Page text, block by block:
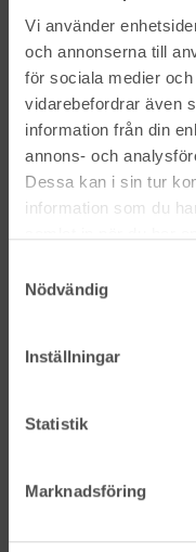
Vi använder
och annonserna till
för sociala medier
vidarebefordrar även
information från din
annons- och
Dessa kan i sin tur
information som du
Nödvändig
Inställningar
Statistik
Marknadsföring
Varje dag förser vi den
utkörda till den plats där
Vi gör det med service
skillnad. Hos oss handlar
människor och relationer.
Alltid nära
Facebook
Navigation